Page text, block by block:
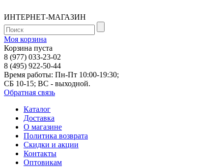
ИНТЕРНЕТ-МАГАЗИН
Моя корзина
Корзина пуста
8 (977) 033-23-02
8 (495) 922-50-44
Время работы: Пн-Пт 10:00-19:30;
СБ 10-15; ВС - выходной.
Обратная связь
Каталог
Доставка
О магазине
Политика возврата
Скидки и акции
Контакты
Оптовикам